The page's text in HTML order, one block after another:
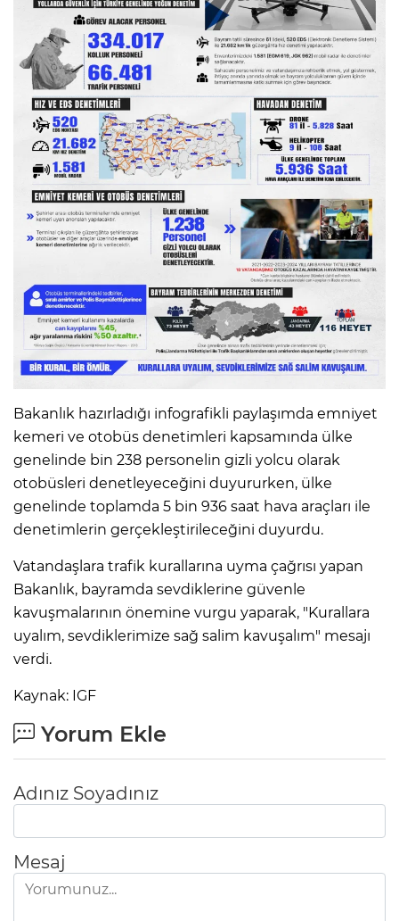
Bakanlık hazırladığı infografikli paylaşımda emniyet
kemeri ve otobüs denetimleri kapsamında ülke
genelinde bin 238 personelin gizli yolcu olarak
otobüsleri denetleyeceğini duyururken, ülke
genelinde toplamda 5 bin 936 saat hava araçları ile
denetimlerin gerçekleştirileceğini duyurdu.
Vatandaşlara trafik kurallarına uyma çağrısı yapan
Bakanlık, bayramda sevdiklerine güvenle
kavuşmalarının önemine vurgu yaparak, "Kurallara
uyalım, sevdiklerimize sağ salim kavuşalım" mesajı
verdi.
Kaynak: IGF
Yorum Ekle
Adınız Soyadınız
Mesaj